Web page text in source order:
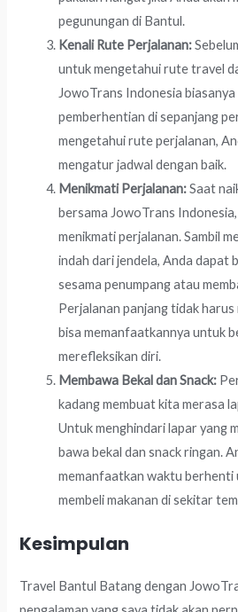
pegunungan di Bantul.
Kenali Rute Perjalanan:
untuk mengetahui rute travel
JowoTrans Indonesia
pemberhentian di sepanjang
mengetahui rute perjalanan,
mengatur jadwal dengan baik.
Menikmati Perjalanan:Saat
bersama JowoTrans
menikmati perjalanan. Sambil
indah dari jendela, Anda dapat
sesama penumpang atau
Perjalanan panjang tidak harus
bisa memanfaatkannya untuk
merefleksikan diri.
Membawa Bekal dan Snack:
kadang membuat kita merasa
Untuk menghindari lapar yang
bawa bekal dan snack ringan.
memanfaatkan waktu berhenti
membeli makanan di sekitar
Kesimpulan
Travel Bantul Batang dengan